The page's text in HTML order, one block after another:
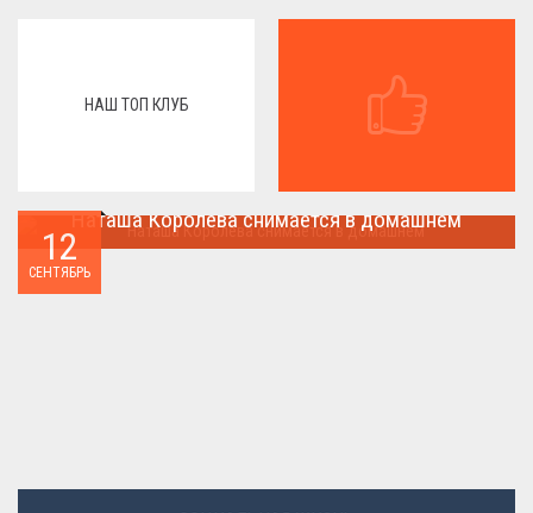
НАШ ТОП КЛУБ
12
СЕНТЯБРЬ
Наташа Королева снимается в домашнем